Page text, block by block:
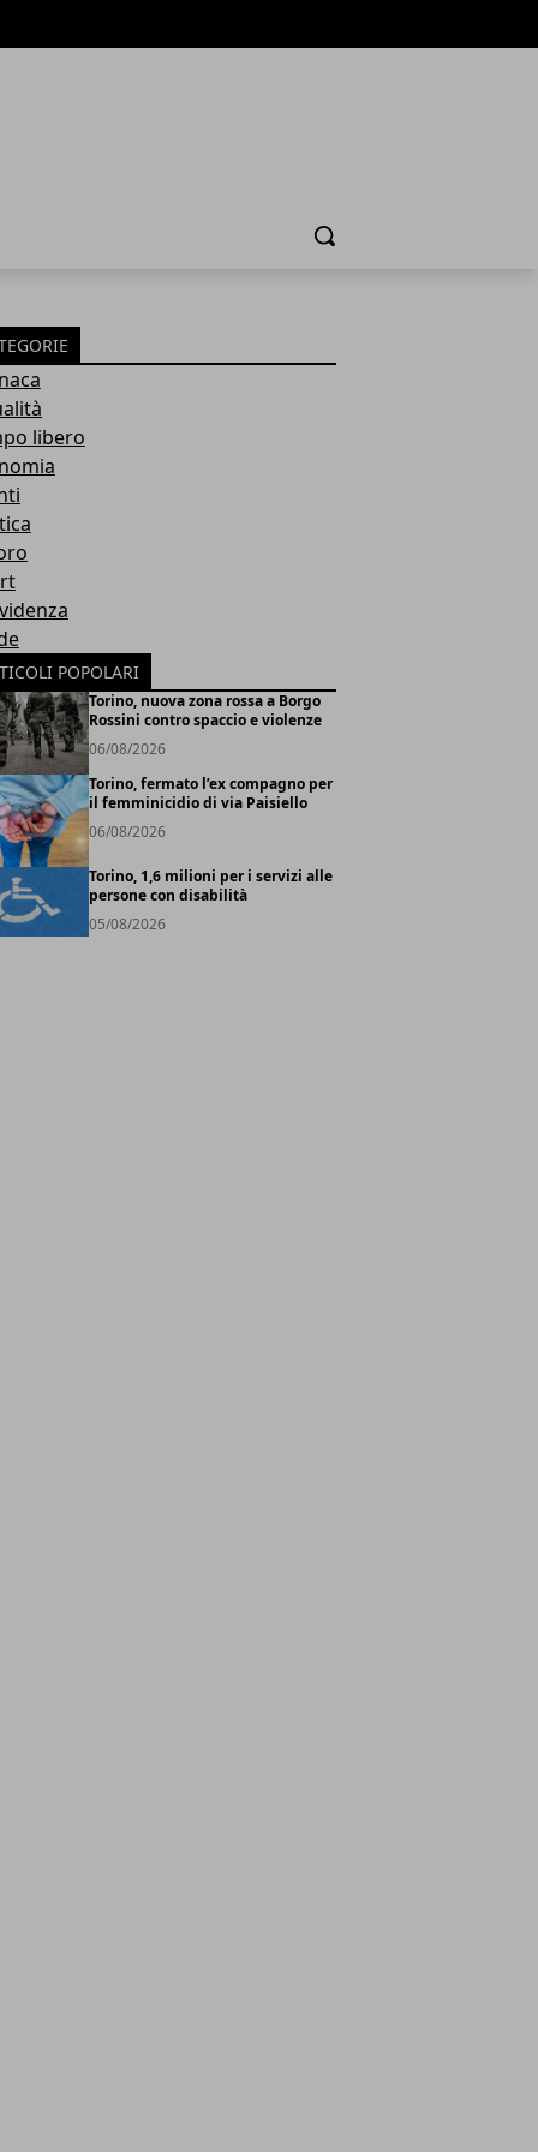
Cerca
libero
POPOLARI
Torino, nuova zona rossa a Borgo
Rossini contro spaccio e violenze
06/08/2026
Torino, fermato l’ex compagno per
il femminicidio di via Paisiello
06/08/2026
Torino, 1,6 milioni per i servizi alle
persone con disabilità
05/08/2026